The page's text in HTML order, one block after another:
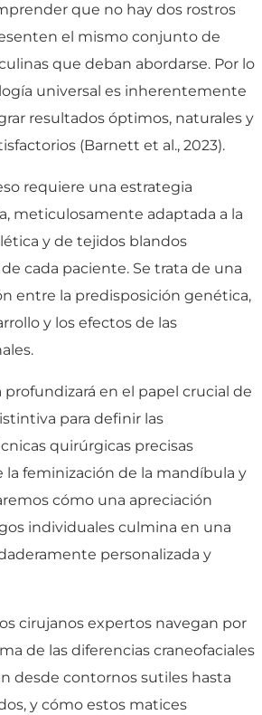
que no hay dos rostros
el mismo conjunto de
que deban abordarse. Por lo
universal es inherentemente
resultados óptimos, naturales y
(Barnett et al., 2023).
requiere una estrategia
meticulosamente adaptada a la
y de tejidos blandos
cada paciente. Se trata de una
entre la predisposición genética,
y los efectos de las
en el papel crucial de
para definir las
quirúrgicas precisas
feminización de la mandíbula y
cómo una apreciación
individuales culmina en una
personalizada y
cirujanos expertos navegan por
de las diferencias craneofaciales
desde contornos sutiles hasta
y cómo estos matices